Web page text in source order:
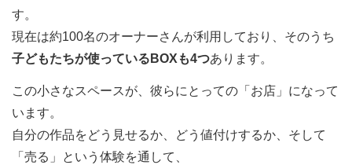
す。
現在は約100名のオーナーさんが利用しており、そのうち
子どもたちが使っているBOXも4つあります。
この小さなスペースが、彼らにとっての「お店」になって
います。
自分の作品をどう見せるか、どう値付けするか、そして
「売る」という体験を通して、